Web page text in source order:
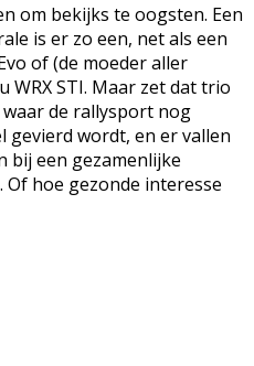
om bekijks te oogsten. Een
is er zo een, net als een
of (de moeder aller
STI. Maar zet dat trio
de rallysport nog
gevierd wordt, en er vallen
bij een gezamenlijke
Of hoe gezonde interesse